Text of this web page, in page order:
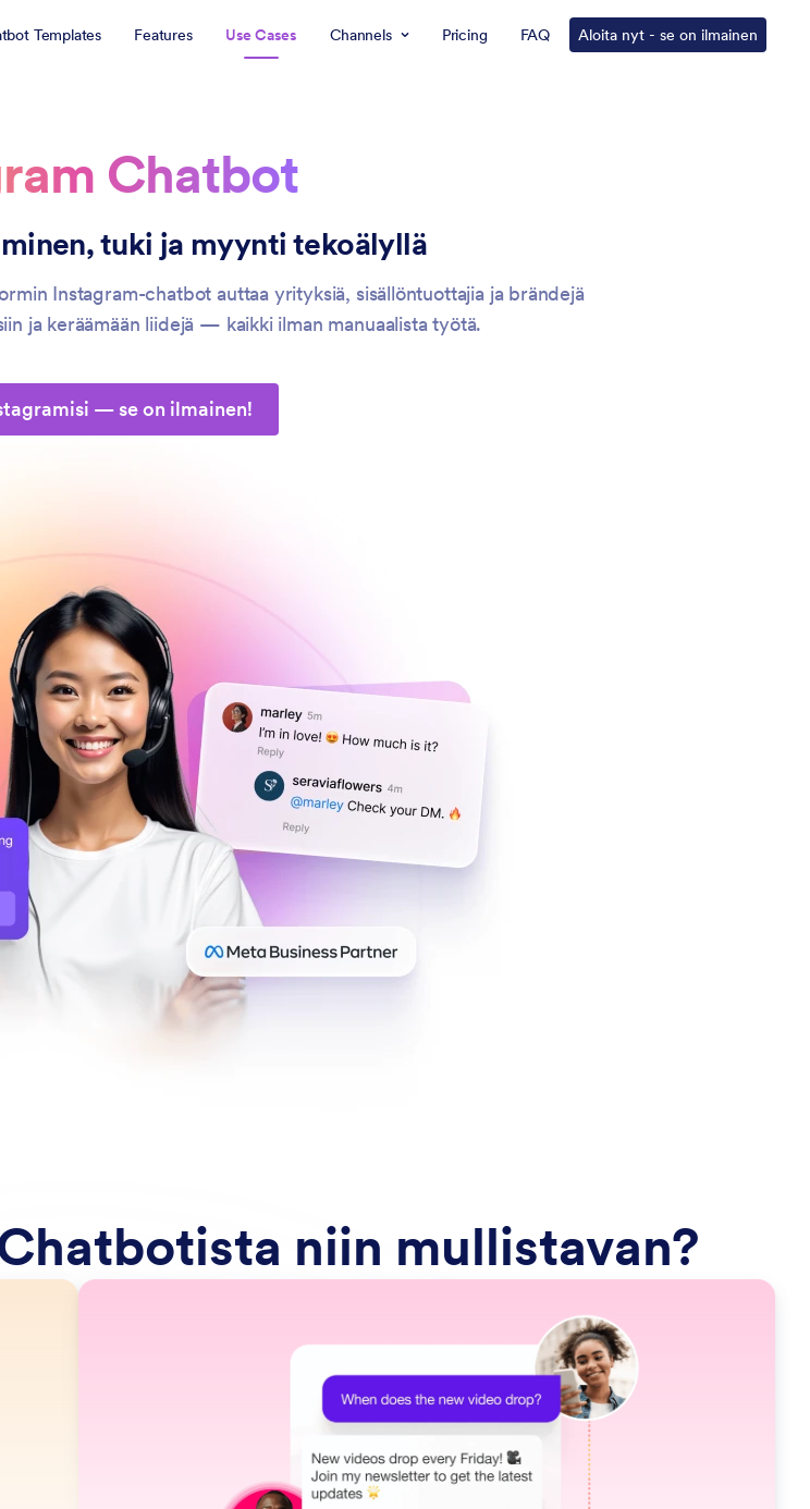
Templates Features Use Cases Channels Pricing FAQ Aloita nyt - se on ilmainen
Chatbot
tuki ja myynti tekoälyllä
Instagram-chatbot auttaa yrityksiä, sisällöntuottajia ja brändejä
ja keräämään liidejä — kaikki ilman manuaalista työtä.
— se on ilmainen!
niin mullistavan?